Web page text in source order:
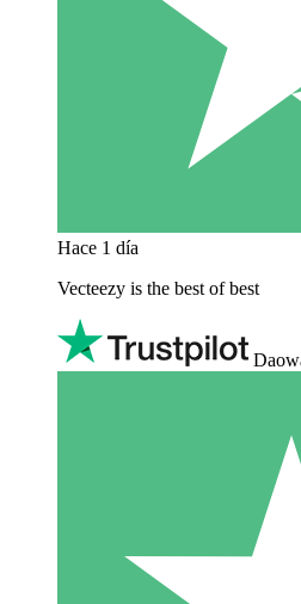
Hace 1 día
Vecteezy is the best of best